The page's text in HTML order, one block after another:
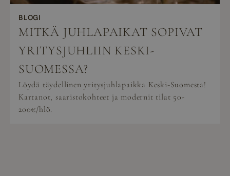
BLOGI
MITKÄ JUHLAPAIKAT SOPIVAT
YRITYSJUHLIIN KESKI-
SUOMESSA?
Löydä täydellinen yritysjuhlapaikka Keski-Suomesta!
Kartanot, saaristokohteet ja modernit tilat 50-
200€/hlö.